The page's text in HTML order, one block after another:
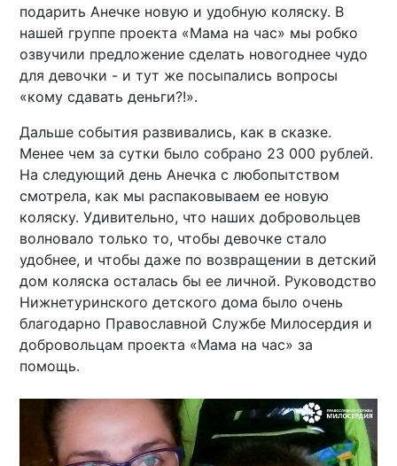
подарить Анечке новую и удобную коляску. В
нашей группе проекта «Мама на час» мы робко
озвучили предложение сделать новогоднее чудо
для девочки - и тут же посыпались вопросы
«кому сдавать деньги?!».
Дальше события развивались, как в сказке.
Менее чем за сутки было собрано 23 000 рублей.
На следующий день Анечка с любопытством
смотрела, как мы распаковываем ее новую
коляску. Удивительно, что наших добровольцев
волновало только то, чтобы девочке стало
удобнее, и чтобы даже по возвращении в детский
дом коляска осталась бы ее личной. Руководство
Нижнетуринского детского дома было очень
благодарно Православной Службе Милосердия и
добровольцам проекта «Мама на час» за
помощь.